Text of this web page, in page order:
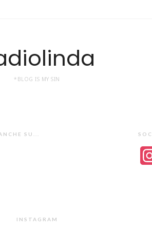
*BLOG IS MY SIN
SU...
INSTAGRAM